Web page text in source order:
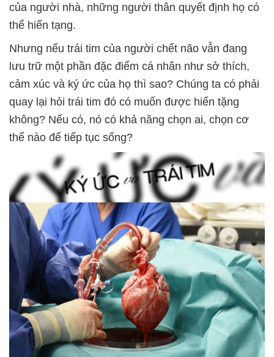
của người nhà, những người thân quyết định họ có
thể hiến tạng.
Nhưng nếu trái tim của người chết não vẫn đang
lưu trữ một phần đặc điểm cá nhân như sở thích,
cảm xúc và ký ức của họ thì sao? Chúng ta có phải
quay lại hỏi trái tim đó có muốn được hiến tặng
không? Nếu có, nó có khả năng chọn ai, chọn cơ
thể nào để tiếp tục sống?